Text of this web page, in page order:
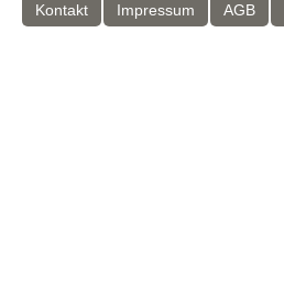
Kontakt Impressum AGB